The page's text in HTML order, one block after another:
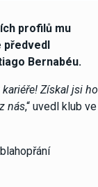
profilů mu
předvedl
Bernabéu.
Získal jsi ho
nás,“ uvedl klub ve